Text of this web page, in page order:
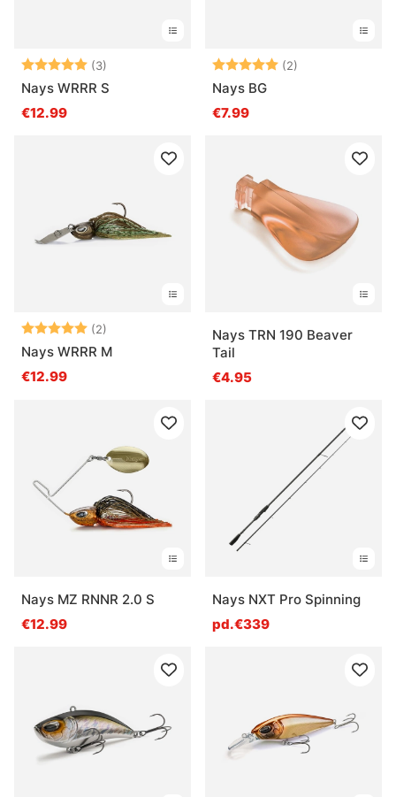
Note: (3)
Nays WRRR S
€12.99
Note: (2)
Nays BG
€7.99
Note: (2)
Nays WRRR M
€12.99
Nays TRN 190 Beaver
Tail
€4.95
Nays MZ RNNR 2.0 S
€12.99
Nays NXT Pro Spinning
pd.€339